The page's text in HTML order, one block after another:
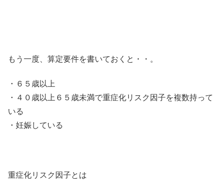
もう一度、算定要件を書いておくと・・。
・６５歳以上
・４０歳以上６５歳未満で重症化リスク因子を複数持って
いる
・妊娠している
重症化リスク因子とは